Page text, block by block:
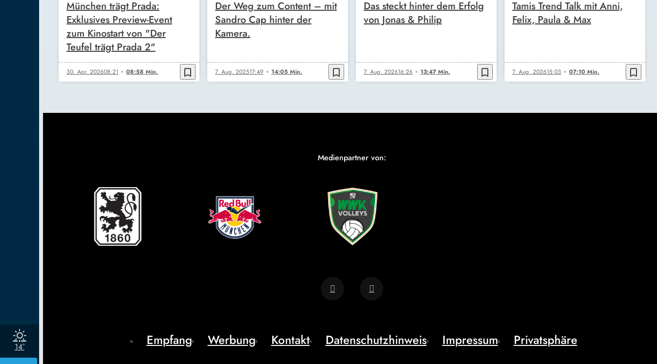
14°
München trägt Prada:
Exklusives Preview-Event
zum Kinostart von "Der
Teufel trägt Prada 2"
30. Apr. 202608:21 08:58 Min. bookmark_border
Der Weg zum Content – mit
Sandro Cap hinter der
Kamera.
7. Aug. 202517:49 14:05 Min. bookmark_border
Das steckt hinter dem Erfolg
von Jonas & Philip
7. Aug. 202616:26 13:47 Min. bookmark_border
Tamis Trend Talk mit Anni,
Felix, Paula & Max
7. Aug. 202615:03 07:10 Min. bookmark_border
Medienpartner von:
Empfang Werbung Kontakt Datenschutzhinweis Impressum Privatsphäre